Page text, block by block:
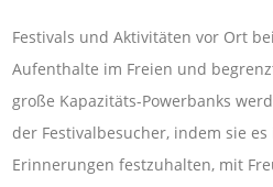
Festivals und Aktivitäten vor Ort
Aufenthalte im Freien und
große Kapazitäts-Powerbanks
der Festivalbesucher, indem sie
Erinnerungen festzuhalten, mit